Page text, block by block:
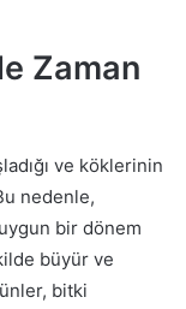
Zaman
ve köklerinin
nedenle,
bir dönem
büyür ve
bitki